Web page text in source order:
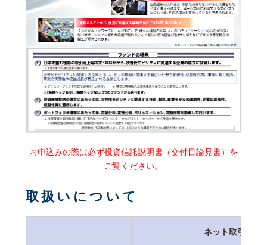
お申込みの際は必ず投資信託説明書（交付目論見書）を
ご覧ください。
取扱いについて
ネット取引